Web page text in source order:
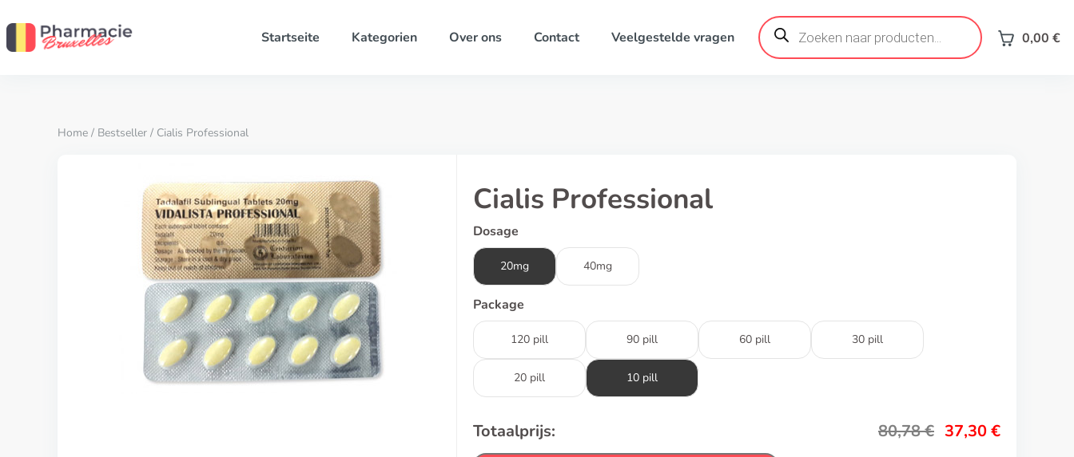
Startseite Kategorien Over ons Contact Veelgestelde vragen
Products
search 0,00 €
Home / Bestseller / Cialis Professional
Cialis Professional
Dosage
20mg 40mg
Package
120 pill 90 pill 60 pill 30 pill
20 pill 10 pill
Totaalprijs: 80,78€ 37,30€